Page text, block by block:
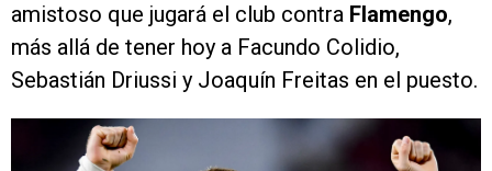
amistoso que jugará el club contra Flamengo,
más allá de tener hoy a Facundo Colidio,
Sebastián Driussi y Joaquín Freitas en el puesto.